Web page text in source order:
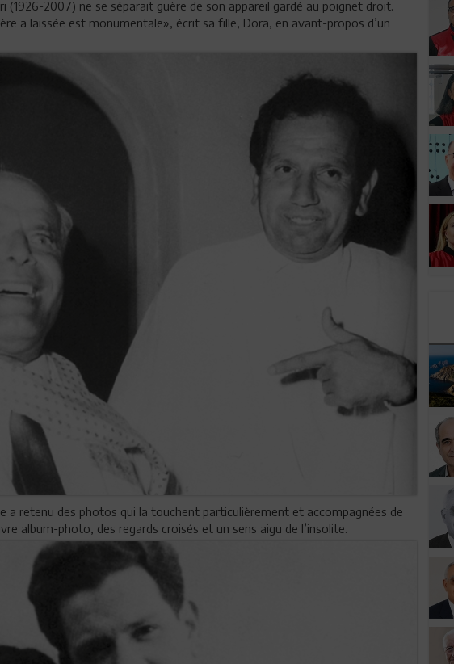
(1926-2007) ne se séparait guère de son appareil gardé au poignet droit.
a laissée est monumentale», écrit sa fille, Dora, en avant-propos d’un
a retenu des photos qui la touchent particulièrement et accompagnées de
album-photo, des regards croisés et un sens aigu de l’insolite.